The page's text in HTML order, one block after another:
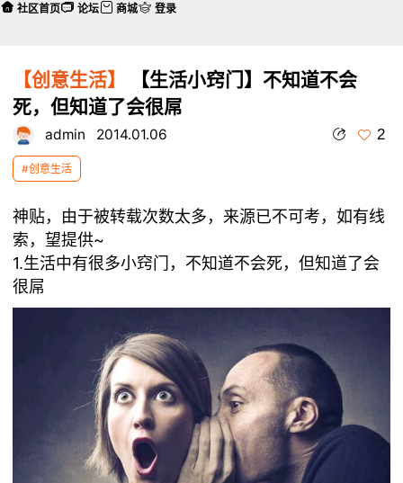
【创意生活】
【生活小窍门】不知道不会
死，但知道了会很屌
admin 2014.01.06 2
#创意生活
神贴，由于被转载次数太多，来源已不可考，如有线
索，望提供~
1.生活中有很多小窍门，不知道不会死，但知道了会
很屌
社区首页 论坛 商城 登录